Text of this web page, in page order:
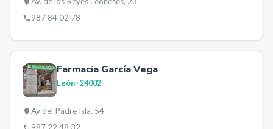
987 84 02 78
Farmacia García Vega
León· 24002
Av del Padre Isla, 54